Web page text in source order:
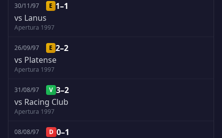
30/11/97 E 1–1
vs Lanus
Apertura 1997
26/09/97 E 2–2
vs Platense
Apertura 1997
31/08/97 V 3–2
vs Racing Club
Apertura 1997
08/08/97 D 0–1